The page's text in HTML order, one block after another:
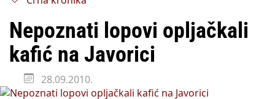
godine
Sindikati traže zaštitu plaća od inflacije, Ćorić pregovore
najavio za jesen
Državni tajnik Rukavina: Hrvatska ima 3,6 milijuna birača
HŽ Infrastruktura: Nesreće na željezničkim prijelazima
Nepoznati lopovi opljačkali
kafić na Javorici
28.09.2010.